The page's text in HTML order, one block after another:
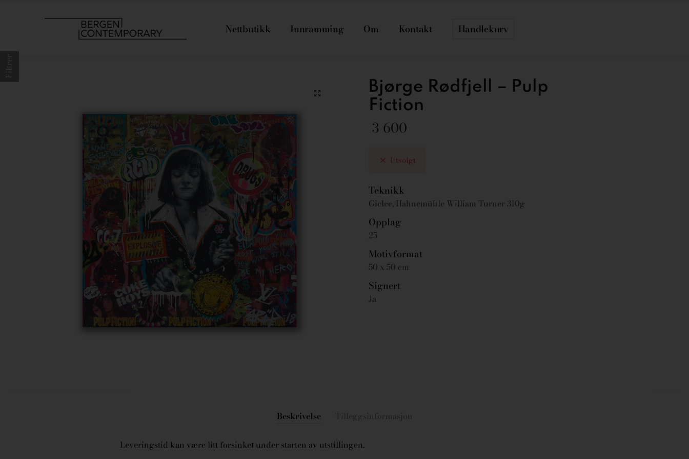
Nettbutikk Innramming Om Kontakt Handlekurv
Bjørge Rødfjell – Pulp
Fiction
3 600
Utsolgt
Teknikk
Giclee, Hahnemühle William Turner 310g
Opplag
25
Motivformat
50 x 50 cm
Signert
Ja
Beskrivelse Tilleggsinformasjon
Leveringstid kan være litt forsinket under starten av utstillingen.
Filtrer